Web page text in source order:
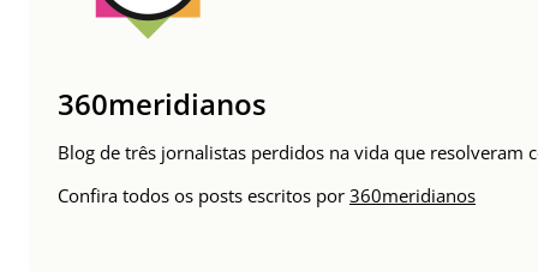
360meridianos
Blog de três jornalistas perdidos na vida que resolveram
Confira todos os posts escritos por 360meridianos